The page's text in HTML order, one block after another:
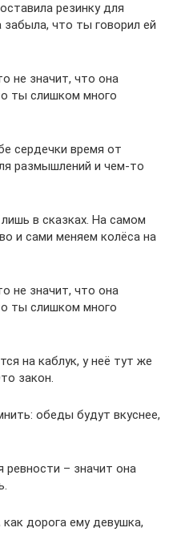
резинку для
забыла, что ты говорил ей
не значит, что она
ты слишком много
сердечки время от
размышлений и чем-то
в сказках. На самом
и сами меняем колёса на
не значит, что она
ты слишком много
на каблук, у неё тут же
закон.
обеды будут вкуснее,
– значит она
дорога ему девушка,